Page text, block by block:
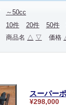
～50cc
10件 20件 50件
商品名 △ ▽ 価格
スーパー
¥298,000